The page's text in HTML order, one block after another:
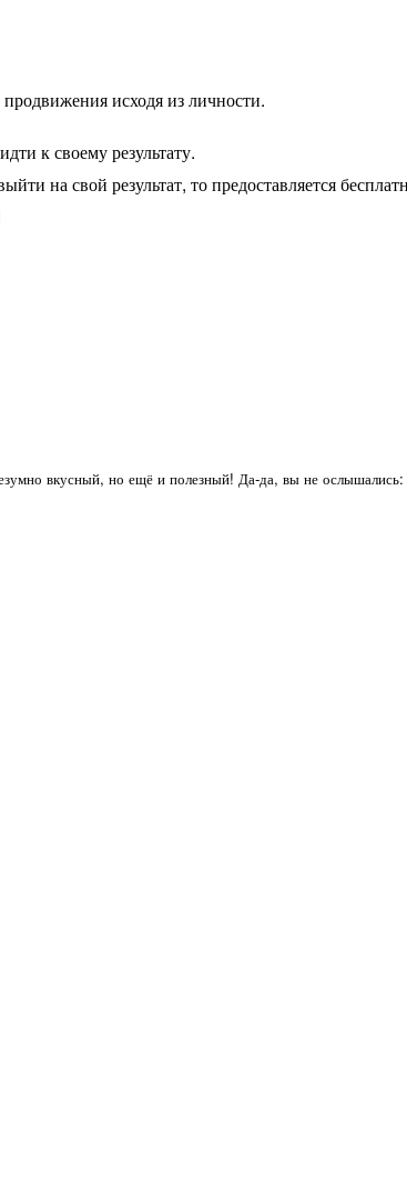
продвижения исходя из личности.
к своему результату.
на свой результат, то предоставляется
вкусный, но ещё и полезный! Да-да, вы не ослышались: